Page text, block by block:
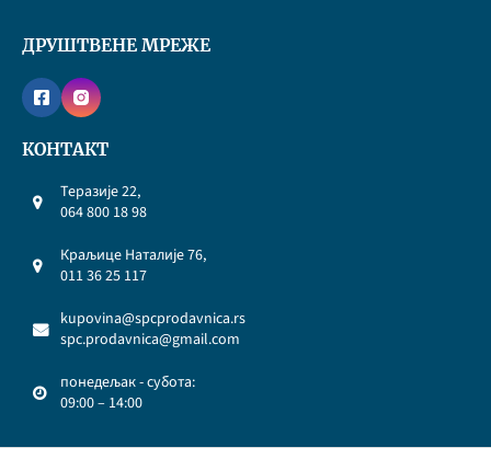
ДРУШТВЕНЕ МРЕЖЕ
КОНТАКТ
Теразије 22,
064 800 18 98
Краљице Наталије 76,
011 36 25 117
kupovina@spcprodavnica.rs
spc.prodavnica@gmail.com
понедељак - субота:
09:00 – 14:00